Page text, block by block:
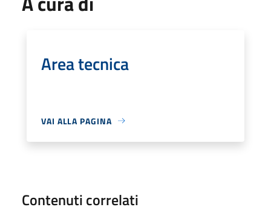
Area tecnica
VAI ALLA PAGINA
Contenuti correlati